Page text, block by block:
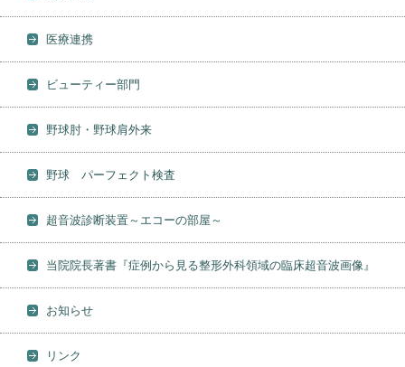
医療連携
ビューティー部門
野球肘・野球肩外来
野球 パーフェクト検査
超音波診断装置～エコーの部屋～
当院院長著書『症例から見る整形外科領域の臨床超音波画像』
お知らせ
リンク